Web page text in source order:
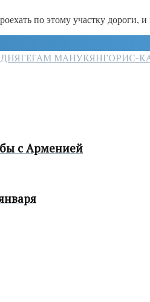
по этому участку
ГЕГАМ МАНУКЯНГОРИС-
с Арменией